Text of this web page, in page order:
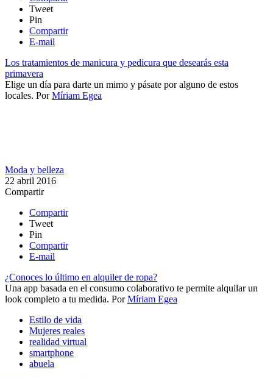
Tweet
Pin
Compartir
E-mail
Los tratamientos de manicura y pedicura que desearás esta
primavera
Elige un día para darte un mimo y pásate por alguno de estos
locales. PorMíriam Egea
Moda y belleza
22 abril 2016
Compartir
Compartir
Tweet
Pin
Compartir
E-mail
¿Conoces lo último en alquiler de ropa?
Una app basada en el consumo colaborativo te permite alquilar un
look completo a tu medida. PorMíriam Egea
Estilo de vida
Mujeres reales
realidad virtual
smartphone
abuela